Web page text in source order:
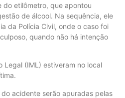
do etilômetro, que apontou
de álcool. Na sequência, ele
da Polícia Civil, onde o caso foi
quando não há intenção
Legal (IML) estiveram no local
acidente serão apuradas pelas